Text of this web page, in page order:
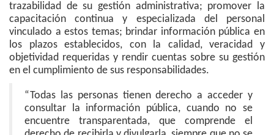
trazabilidad de su gestión administrativa; promover la
capacitación continua y especializada del personal
vinculado a estos temas; brindar información pública en
los plazos establecidos, con la calidad, veracidad y
objetividad requeridas y rendir cuentas sobre su gestión
en el cumplimiento de sus responsabilidades.
“Todas las personas tienen derecho a acceder y
consultar la información pública, cuando no se
encuentre transparentada, que comprende el